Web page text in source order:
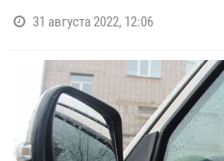
31 августа 2022, 12:06